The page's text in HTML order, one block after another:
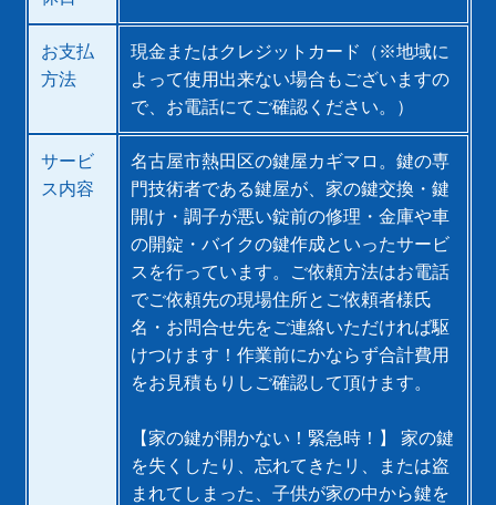
お支払
方法
現金またはクレジットカード（※地域に
よって使用出来ない場合もございますの
で、お電話にてご確認ください。）
サービ
ス内容
名古屋市熱田区の鍵屋カギマロ。鍵の専
門技術者である鍵屋が、家の鍵交換・鍵
開け・調子が悪い錠前の修理・金庫や車
の開錠・バイクの鍵作成といったサービ
スを行っています。ご依頼方法はお電話
でご依頼先の現場住所とご依頼者様氏
名・お問合せ先をご連絡いただければ駆
けつけます！作業前にかならず合計費用
をお見積もりしご確認して頂けます。
【家の鍵が開かない！緊急時！】 家の鍵
を失くしたり、忘れてきたリ、または盗
まれてしまった、子供が家の中から鍵を